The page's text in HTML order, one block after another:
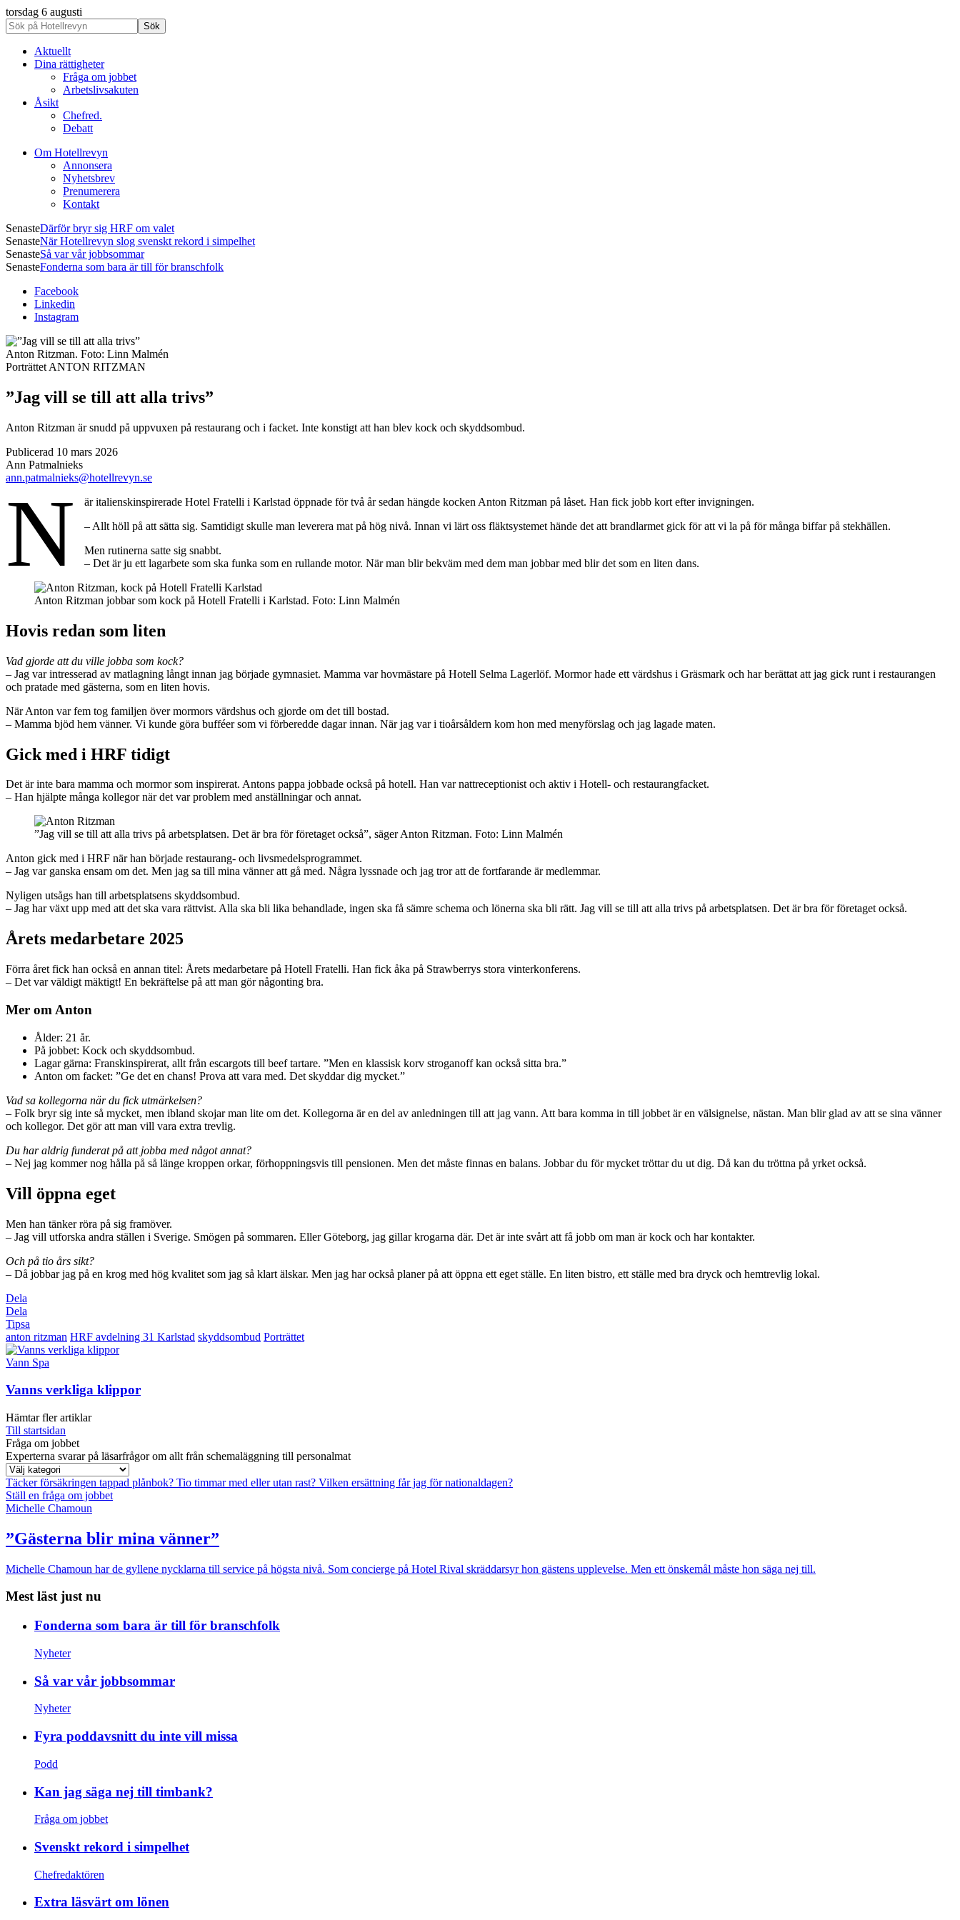
torsdag 6 augusti
Aktuellt
Dina rättigheter
Fråga om jobbet
Arbetslivsakuten
Åsikt
Chefred.
Debatt
Om Hotellrevyn
Annonsera
Nyhetsbrev
Prenumerera
Kontakt
SenasteDärför bryr sig HRF om valet
SenasteNär Hotellrevyn slog svenskt rekord i simpelhet
SenasteSå var vår jobbsommar
SenasteFonderna som bara är till för branschfolk
Facebook
Linkedin
Instagram
Anton Ritzman. Foto: Linn Malmén
Porträttet ANTON RITZMAN
”Jag vill se till att alla trivs”
Anton Ritzman är snudd på uppvuxen på restaurang och i facket. Inte konstigt att han blev kock och skyddsombud.
Publicerad 10 mars 2026
Ann Patmalnieks
ann.patmalnieks@hotellrevyn.se
N
är italienskinspirerade Hotel Fratelli i Karlstad öppnade för två år sedan hängde kocken Anton Ritzman på låset. Han fick jobb kort efter invigningen.
– Allt höll på att sätta sig. Samtidigt skulle man leverera mat på hög nivå. Innan vi lärt oss fläktsystemet hände det att brandlarmet gick för att vi la på för många biffar på stekhällen.
Men rutinerna satte sig snabbt.
– Det är ju ett lagarbete som ska funka som en rullande motor. När man blir bekväm med dem man jobbar med blir det som en liten dans.
Anton Ritzman jobbar som kock på Hotell Fratelli i Karlstad. Foto: Linn Malmén
Hovis redan som liten
Vad gjorde att du ville jobba som kock?
– Jag var intresserad av matlagning långt innan jag började gymnasiet. Mamma var hovmästare på Hotell Selma Lagerlöf. Mormor hade ett värdshus i Gräsmark och har berättat att jag gick runt i restaurangen
och pratade med gästerna, som en liten hovis.
När Anton var fem tog familjen över mormors värdshus och gjorde om det till bostad.
– Mamma bjöd hem vänner. Vi kunde göra bufféer som vi förberedde dagar innan. När jag var i tioårsåldern kom hon med menyförslag och jag lagade maten.
Gick med i HRF tidigt
Det är inte bara mamma och mormor som inspirerat. Antons pappa jobbade också på hotell. Han var nattreceptionist och aktiv i Hotell- och restaurangfacket.
– Han hjälpte många kollegor när det var problem med anställningar och annat.
”Jag vill se till att alla trivs på arbetsplatsen. Det är bra för företaget också”, säger Anton Ritzman. Foto: Linn Malmén
Anton gick med i HRF när han började restaurang- och livsmedelsprogrammet.
– Jag var ganska ensam om det. Men jag sa till mina vänner att gå med. Några lyssnade och jag tror att de fortfarande är medlemmar.
Nyligen utsågs han till arbetsplatsens skyddsombud.
– Jag har växt upp med att det ska vara rättvist. Alla ska bli lika behandlade, ingen ska få sämre schema och lönerna ska bli rätt. Jag vill se till att alla trivs på arbetsplatsen. Det är bra för företaget också.
Årets medarbetare 2025
Förra året fick han också en annan titel: Årets medarbetare på Hotell Fratelli. Han fick åka på Strawberrys stora vinterkonferens.
– Det var väldigt mäktigt! En bekräftelse på att man gör någonting bra.
Mer om Anton
Ålder: 21 år.
På jobbet: Kock och skyddsombud.
Lagar gärna: Franskinspirerat, allt från escargots till beef tartare. ”Men en klassisk korv stroganoff kan också sitta bra.”
Anton om facket: ”Ge det en chans! Prova att vara med. Det skyddar dig mycket.”
Vad sa kollegorna när du fick utmärkelsen?
– Folk bryr sig inte så mycket, men ibland skojar man lite om det. Kollegorna är en del av anledningen till att jag vann. Att bara komma in till jobbet är en välsignelse, nästan. Man blir glad av att se sina vänner
och kollegor. Det gör att man vill vara extra trevlig.
Du har aldrig funderat på att jobba med något annat?
– Nej jag kommer nog hålla på så länge kroppen orkar, förhoppningsvis till pensionen. Men det måste finnas en balans. Jobbar du för mycket tröttar du ut dig. Då kan du tröttna på yrket också.
Vill öppna eget
Men han tänker röra på sig framöver.
– Jag vill utforska andra ställen i Sverige. Smögen på sommaren. Eller Göteborg, jag gillar krogarna där. Det är inte svårt att få jobb om man är kock och har kontakter.
Och på tio års sikt?
– Då jobbar jag på en krog med hög kvalitet som jag så klart älskar. Men jag har också planer på att öppna ett eget ställe. En liten bistro, ett ställe med bra dryck och hemtrevlig lokal.
Dela
Dela
Tipsa
anton ritzman HRF avdelning 31 Karlstad skyddsombud Porträttet
Vann Spa
Vanns verkliga klippor
Hämtar fler artiklar
Till startsidan
Fråga om jobbet
Experterna svarar på läsarfrågor om allt från schemaläggning till personalmat
Täcker försäkringen tappad plånbok? Tio timmar med eller utan rast? Vilken ersättning får jag för nationaldagen?
Ställ en fråga om jobbet
Michelle Chamoun
”Gästerna blir mina vänner”
Michelle Chamoun har de gyllene nycklarna till service på högsta nivå. Som concierge på Hotel Rival skräddarsyr hon gästens upp­levelse. Men ett önskemål måste hon säga nej till.
Mest läst just nu
Fonderna som bara är till för branschfolk
Nyheter
Så var vår jobbsommar
Nyheter
Fyra poddavsnitt du inte vill missa
Podd
Kan jag säga nej till timbank?
Fråga om jobbet
Svenskt rekord i simpelhet
Chefredaktören
Extra läsvärt om lönen